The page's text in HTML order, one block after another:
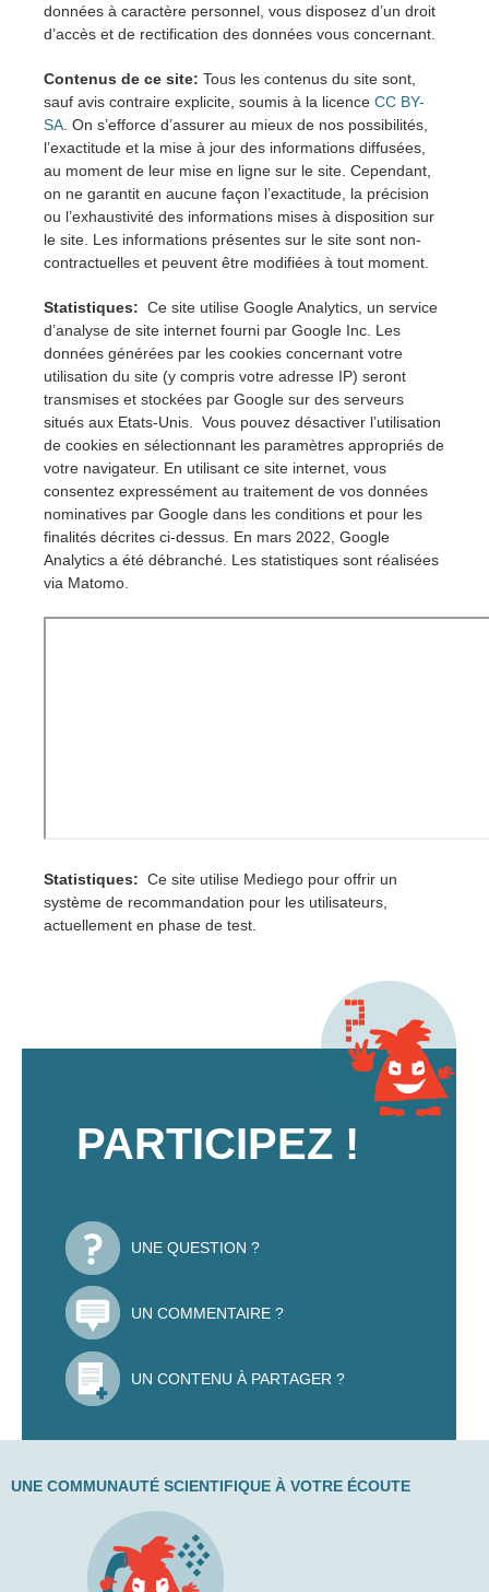
données à caractère personnel, vous disposez d’un droit
d’accès et de rectification des données vous concernant.
Contenus de ce site: Tous les contenus du site sont,
sauf avis contraire explicite, soumis à la licence CC BY-
SA . On s’efforce d’assurer au mieux de nos possibilités,
l’exactitude et la mise à jour des informations diffusées,
au moment de leur mise en ligne sur le site. Cependant,
on ne garantit en aucune façon l’exactitude, la précision
ou l’exhaustivité des informations mises à disposition sur
le site. Les informations présentes sur le site sont non-
contractuelles et peuvent être modifiées à tout moment.
Statistiques: Ce site utilise Google Analytics, un service
d’analyse de site internet fourni par Google Inc. Les
données générées par les cookies concernant votre
utilisation du site (y compris votre adresse IP) seront
transmises et stockées par Google sur des serveurs
situés aux Etats-Unis. Vous pouvez désactiver l’utilisation
de cookies en sélectionnant les paramètres appropriés de
votre navigateur. En utilisant ce site internet, vous
consentez expressément au traitement de vos données
nominatives par Google dans les conditions et pour les
finalités décrites ci-dessus. En mars 2022, Google
Analytics a été débranché. Les statistiques sont réalisées
via Matomo.
Statistiques: Ce site utilise Mediego pour offrir un
système de recommandation pour les utilisateurs,
actuellement en phase de test.
PARTICIPEZ !
UNE QUESTION ?
UN COMMENTAIRE ?
UN CONTENU À PARTAGER ?
UNE COMMUNAUTÉ SCIENTIFIQUE À VOTRE ÉCOUTE